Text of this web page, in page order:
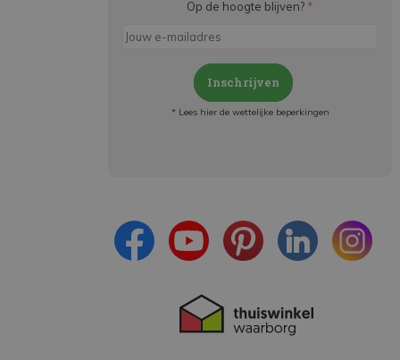
Op de hoogte blijven? *
Inschrijven
* Lees hier de wettelijke beperkingen